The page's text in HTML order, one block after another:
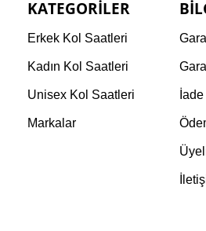
KATEGORILER
Erkek Kol Saatleri
Kadın Kol Saatleri
Unisex Kol Saatleri
Markalar